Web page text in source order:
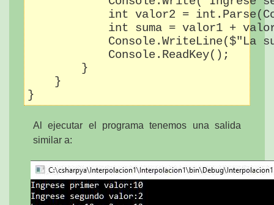
int valor2 =
int suma = valor1 +
Console.WriteLine($"La
            Console.ReadKey();
        }
    }
Al ejecutar el programa tenemos una salida
similar a: